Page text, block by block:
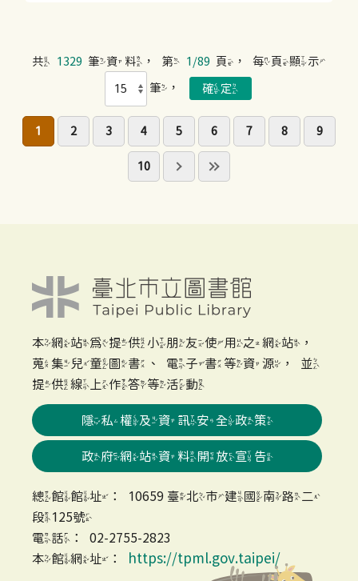
共 1329 筆資料，第 1/89 頁，每頁顯示
筆，
1 2 3 4 5 6 7 8 9
10
本網站為提供小朋友使用之網站，
蒐集兒童圖書、電子書等資源，並
提供線上作答等活動
隱私權及資訊安全政策
政府網站資料開放宣告
總館館址：10659 臺北市建國南路二
段125號
電話：02-2755-2823
本館網址：
https://tpml.gov.taipei/